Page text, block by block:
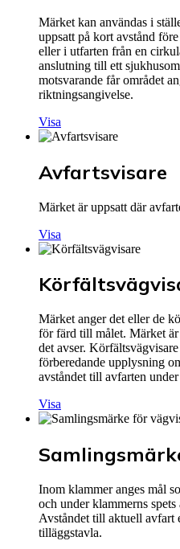
Märket kan användas i
uppsatt på kort avstånd
eller i utfarten från en
anslutning till ett
motsvarande får området
riktningsangivelse.
Visa
Avfartsvisare
Märket är uppsatt där
Visa
Märket anger det eller de
för färd till målet. Märket
det avser.
förberedande upplysning
avståndet till avfarten
Visa
Inom klammer anges mål
och under klammerns
Avståndet till aktuell avfart
tilläggstavla.